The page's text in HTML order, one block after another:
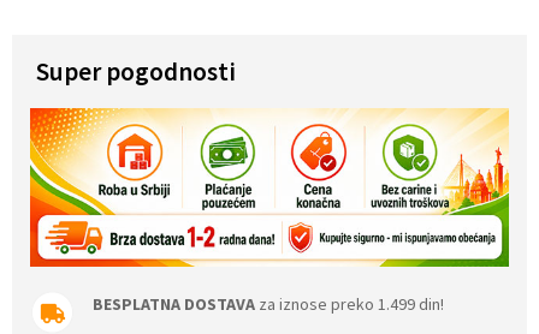
Super pogodnosti
BESPLATNA DOSTAVA za iznose preko 1.499 din!